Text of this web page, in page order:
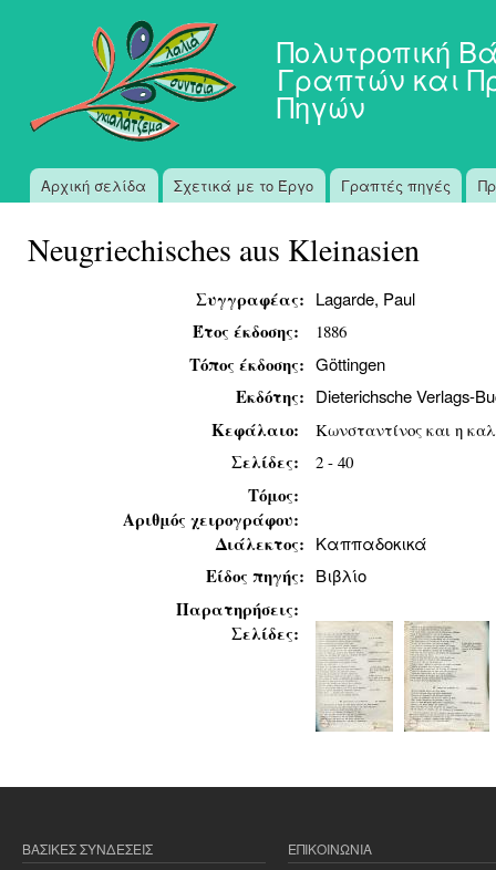
Πολυτροπική
Γραπτών και
Πηγών
Κύριο μενού
Αρχική σελίδα Σχετικά με το Έργο Γραπτές πηγές
Neugriechisches aus Kleinasien
Συγγραφέας: Lagarde, Paul
Έτος έκδοσης: 1886
Τόπος έκδοσης: Göttingen
Εκδότης: Dieterichsche Verlags-
Κεφάλαιο: Κωνσταντίνος και η
Σελίδες: 2 - 40
Τόμος:
Αριθμός χειρογράφου:
Διάλεκτος: Καππαδοκικά
Είδος πηγής: Βιβλίο
Παρατηρήσεις:
Σελίδες:
ΒΑΣΙΚΈΣ ΣΥΝΔΈΣΕΙΣ
ΕΠΙΚΟΙΝΩΝΊΑ